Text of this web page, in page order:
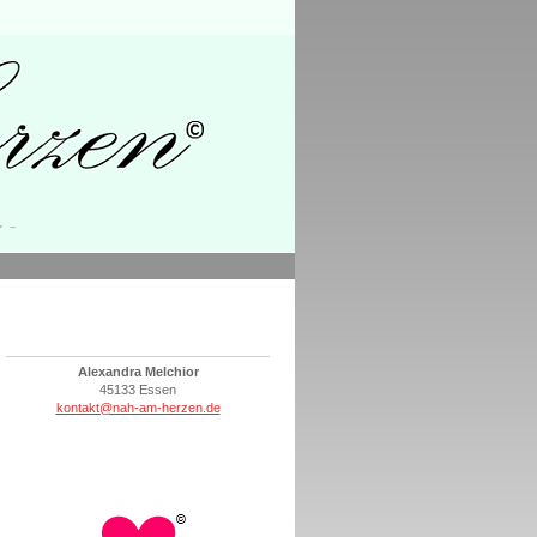
Alexandra Melchior
45133 Essen
kontakt@nah-am-herzen.de